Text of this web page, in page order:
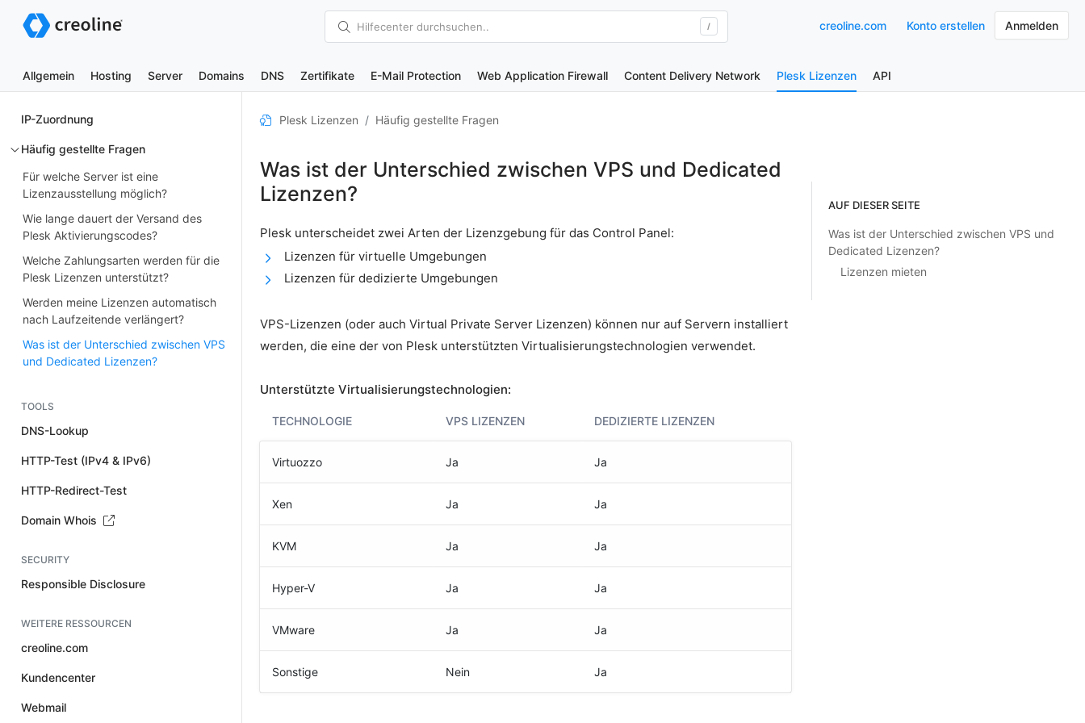
Hilfecenter durchsuchen.. / creoline.com Konto erstellen Anmelden
Allgemein Hosting Server Domains DNS Zertifikate E-Mail Protection Web Application Firewall Content Delivery Network Plesk Lizenzen API
IP-Zuordnung
Häufig gestellte Fragen
Für welche Server ist eine
Lizenzausstellung möglich?
Wie lange dauert der Versand des
Plesk Aktivierungscodes?
Welche Zahlungsarten werden für die
Plesk Lizenzen unterstützt?
Werden meine Lizenzen automatisch
nach Laufzeitende verlängert?
Was ist der Unterschied zwischen VPS
und Dedicated Lizenzen?
TOOLS
DNS-Lookup
HTTP-Test (IPv4 & IPv6)
HTTP-Redirect-Test
Domain Whois
SECURITY
Responsible Disclosure
WEITERE RESSOURCEN
creoline.com
Kundencenter
Webmail
Plesk Lizenzen Häufig gestellte Fragen
Was ist der Unterschied zwischen VPS und Dedicated
Lizenzen?
Plesk unterscheidet zwei Arten der Lizenzgebung für das Control Panel:
Lizenzen für virtuelle Umgebungen
Lizenzen für dedizierte Umgebungen
VPS-Lizenzen (oder auch Virtual Private Server Lizenzen) können nur auf Servern installiert
werden, die eine der von Plesk unterstützten Virtualisierungstechnologien verwendet.
Unterstützte Virtualisierungstechnologien:
TECHNOLOGIE VPS LIZENZEN DEDIZIERTE LIZENZEN
Virtuozzo Ja Ja
Xen Ja Ja
KVM Ja Ja
Hyper-V Ja Ja
VMware Ja Ja
Sonstige Nein Ja
AUF DIESER SEITE
Was ist der Unterschied zwischen VPS und
Dedicated Lizenzen?
Lizenzen mieten